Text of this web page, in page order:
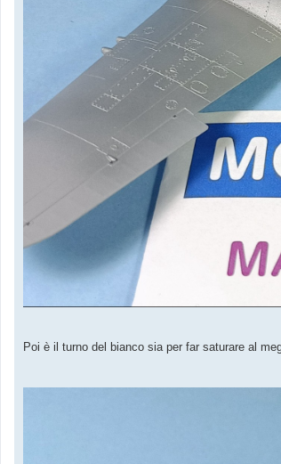
Poi è il turno del bianco sia per far saturare al